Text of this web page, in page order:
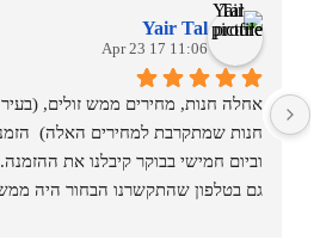
Yair Tal
11:06 17 Apr 23
וביום חמישי בבוקר קיבלנו את ההזמנה.